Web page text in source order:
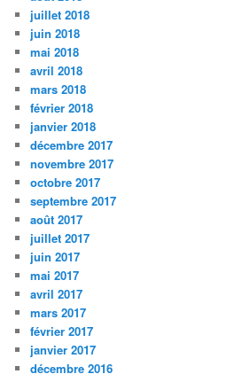
juillet 2018
juin 2018
mai 2018
avril 2018
mars 2018
février 2018
janvier 2018
décembre 2017
novembre 2017
octobre 2017
septembre 2017
août 2017
juillet 2017
juin 2017
mai 2017
avril 2017
mars 2017
février 2017
janvier 2017
décembre 2016